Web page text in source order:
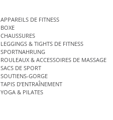
APPAREILS DE FITNESS
BOXE
CHAUSSURES
LEGGINGS & TIGHTS DE FITNESS
SPORTNAHRUNG
ROULEAUX & ACCESSOIRES DE MASSAGE
SACS DE SPORT
SOUTIENS-GORGE
TAPIS D’ENTRAÎNEMENT
YOGA & PILATES